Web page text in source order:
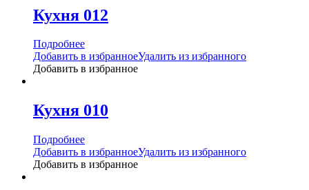
Кухня 012
Подробнее
Добавить в избранноеУдалить из избранного
Добавить в избранное
Кухня 010
Подробнее
Добавить в избранноеУдалить из избранного
Добавить в избранное